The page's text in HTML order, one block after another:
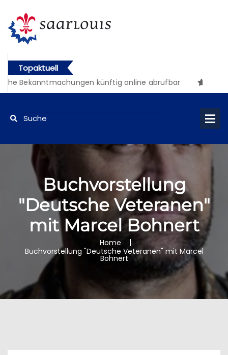
Topaktuell
Bekanntmachungen künftig online abrufbar
Buchvorstellung
"Deutsche Veteranen"
mit Marcel Bohnert
Home
Buchvorstellung "Deutsche Veteranen" mit Marcel
Bohnert